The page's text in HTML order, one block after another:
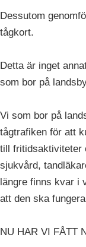
Dessutom
tågkort.
Detta är inget
som bor på
Vi som bor på
tågtrafiken för att
till fritidsaktiviteter
sjukvård,
längre finns kvar i
att den ska
NU HAR VI FÅTT